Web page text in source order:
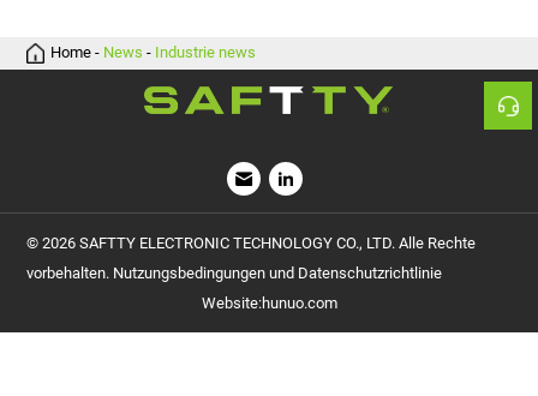
Home - News - Industrie news
vorbehalten. Nutzungsbedingungen und Datenschutzrichtlinie
Website:hunuo.com